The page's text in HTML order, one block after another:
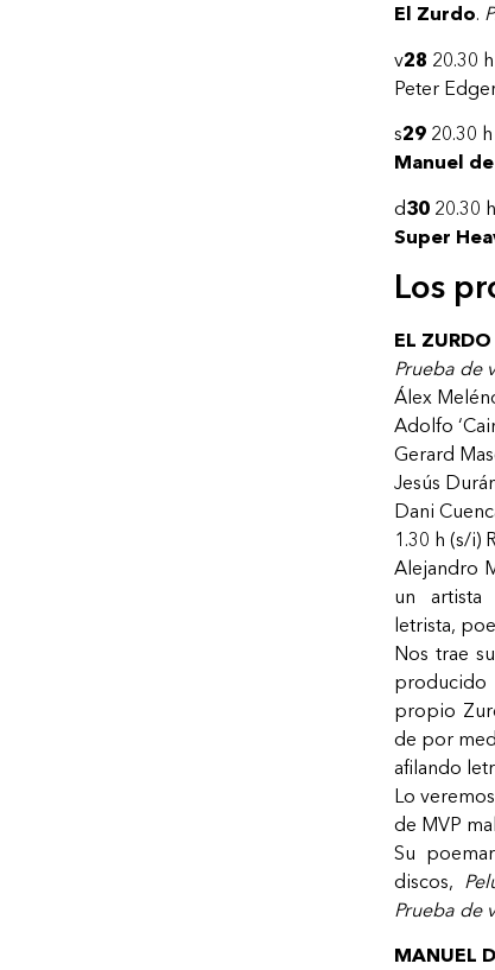
El Zurdo.
v28 20.30
Peter
s29 20.30
Manuel
d3020.30
Super
Los
EL ZURDO
Prueba de
Álex
Adolfo
Gerard
Jesús
Dani
1.30 h (s/i)
Alejandro
un artista
letrista,
Nos trae
producido
propio
de por
afilando
Lo
de MVP
Su
discos,
Prueba de
MANUEL